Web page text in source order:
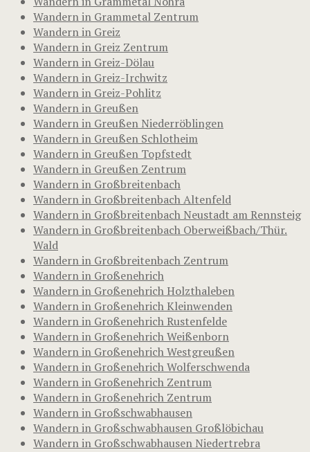
Wandern in Grammetal Zentrum
Wandern in Greiz
Wandern in Greiz Zentrum
Wandern in Greiz-Dölau
Wandern in Greiz-Irchwitz
Wandern in Greiz-Pohlitz
Wandern in Greußen
Wandern in Greußen Niederröblingen
Wandern in Greußen Schlotheim
Wandern in Greußen Topfstedt
Wandern in Greußen Zentrum
Wandern in Großbreitenbach
Wandern in Großbreitenbach Altenfeld
Wandern in Großbreitenbach Neustadt am Rennsteig
Wandern in Großbreitenbach Oberweißbach/Thür.
Wald
Wandern in Großbreitenbach Zentrum
Wandern in Großenehrich
Wandern in Großenehrich Holzthaleben
Wandern in Großenehrich Kleinwenden
Wandern in Großenehrich Rustenfelde
Wandern in Großenehrich Weißenborn
Wandern in Großenehrich Westgreußen
Wandern in Großenehrich Wolferschwenda
Wandern in Großenehrich Zentrum
Wandern in Großenehrich Zentrum
Wandern in Großschwabhausen
Wandern in Großschwabhausen Großlöbichau
Wandern in Großschwabhausen Niedertrebra